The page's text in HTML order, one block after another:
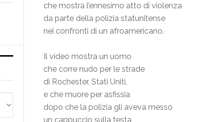
che mostra l’ennesimo atto di violenza
da parte della polizia statunitense
nei confronti di un afroamericano.
Il video mostra un uomo
che corre nudo per le strade
di Rochester, Stati Uniti,
e che muore per asfissia
dopo che la polizia gli aveva messo
un cappuccio sulla testa